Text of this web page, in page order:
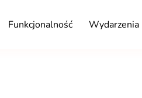
Funkcjonalność Wydarzenia